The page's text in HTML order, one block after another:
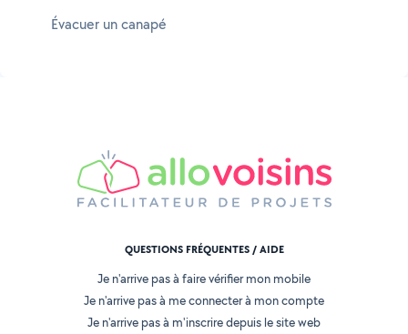
Évacuer un canapé
QUESTIONS FRÉQUENTES / AIDE
Je n'arrive pas à faire vérifier mon mobile
Je n'arrive pas à me connecter à mon compte
Je n'arrive pas à m'inscrire depuis le site web